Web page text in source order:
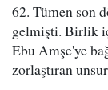
62. Tümen son
gelmişti. Birlik
Ebu Amşe'ye
zorlaştıran